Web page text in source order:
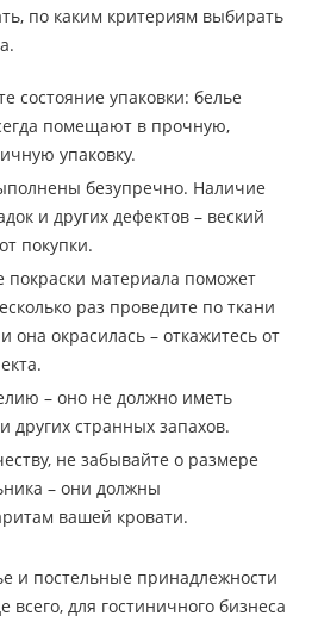
по каким критериям выбирать
состояние упаковки: белье
помещают в прочную,
упаковку.
безупречно. Наличие
и других дефектов – веский
покупки.
покраски материала поможет
раз проведите по ткани
она окрасилась – откажитесь от
– оно не должно иметь
других странных запахов.
не забывайте о размере
– они должны
вашей кровати.
и постельные принадлежности
всего, для гостиничного бизнеса